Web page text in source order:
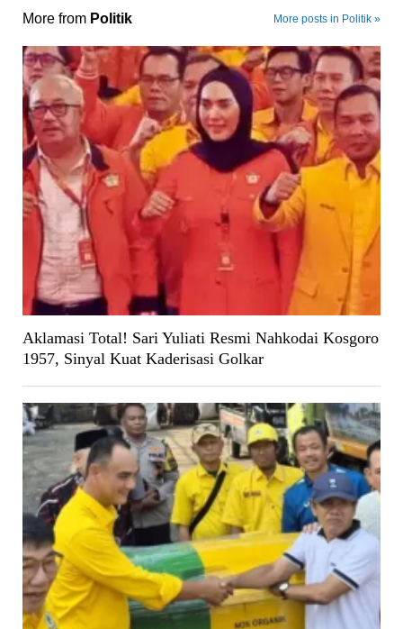
More from Politik More posts in Politik »
Aklamasi Total! Sari Yuliati Resmi Nahkodai Kosgoro
1957, Sinyal Kuat Kaderisasi Golkar